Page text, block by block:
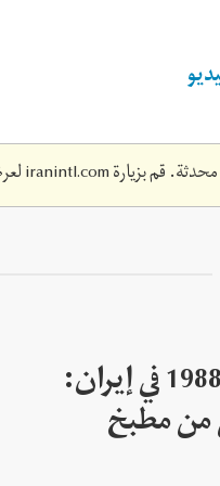
iranintl.com
محكمة إعدامات عام 1988 في إيران:
من مطبخ